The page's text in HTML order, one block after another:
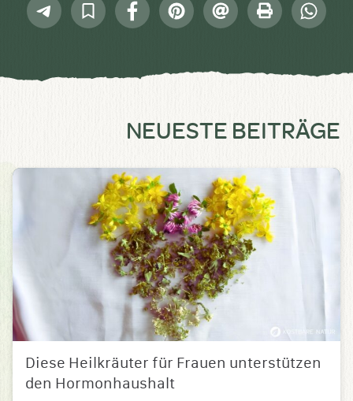
Telegram
In
Sammlung
FacebookPinterest
E-
Mail
Drucken
NEUESTE BEITRÄGE
Diese Heilkräuter für Frauen unterstützen
den Hormonhaushalt